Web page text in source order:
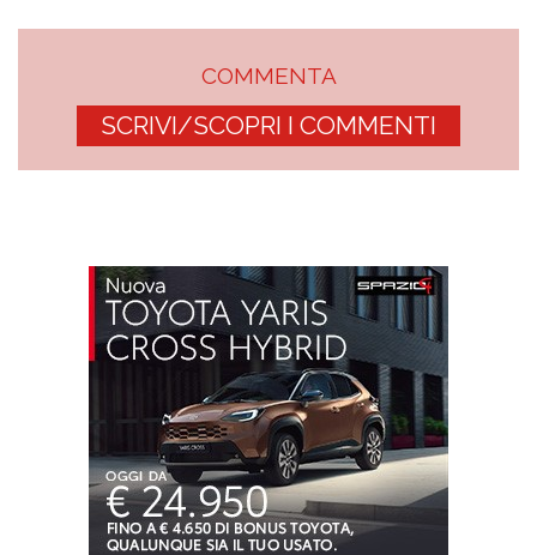
COMMENTA
SCRIVI/SCOPRI I COMMENTI